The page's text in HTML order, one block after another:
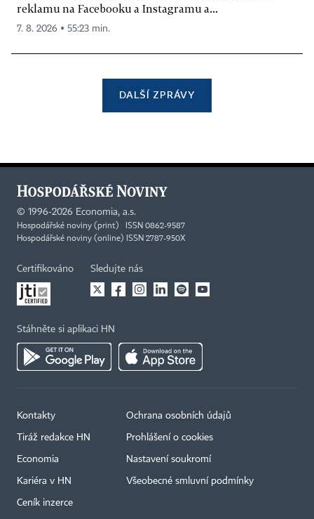
reklamu na Facebooku a Instagramu a...
7. 8. 2026 ▪ 55:23 min.
DALŠÍ ZPRÁVY
© 1996-2026 Economia, a.s.
Hospodářské noviny (print) ISSN 0862-9587
Hospodářské noviny (online) ISSN 2787-950X
Certifikováno Sledujte nás
Stáhněte si aplikaci HN
Kontakty
Tiráž redakce HN
Economia
Kariéra v HN
Ceník inzerce
Ochrana osobních údajů
Prohlášení o cookies
Nastavení soukromí
Všeobecné smluvní podmínky